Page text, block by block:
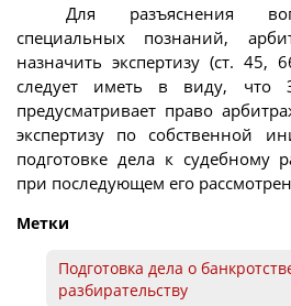
Для разъяснения
специальных познаний,
назначить экспертизу (ст.
следует иметь в виду, что
предусматривает право
экспертизу по собственной
подготовке дела к судебному
при последующем его
Метки
Подготовка дела о
разбирательству